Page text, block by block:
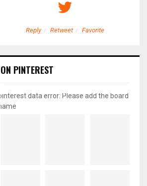
Reply Retweet Favorite
ON PINTEREST
pinterest data error: Please add the board
name